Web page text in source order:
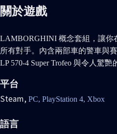
關於遊戲
LAMBORGHINI 概念套組，讓你
所有對手。內含兩部車的警車與
LP 570-4 Super Trofeo 與令人驚艷
平台
Steam, PC, PlayStation 4, Xbox
語言